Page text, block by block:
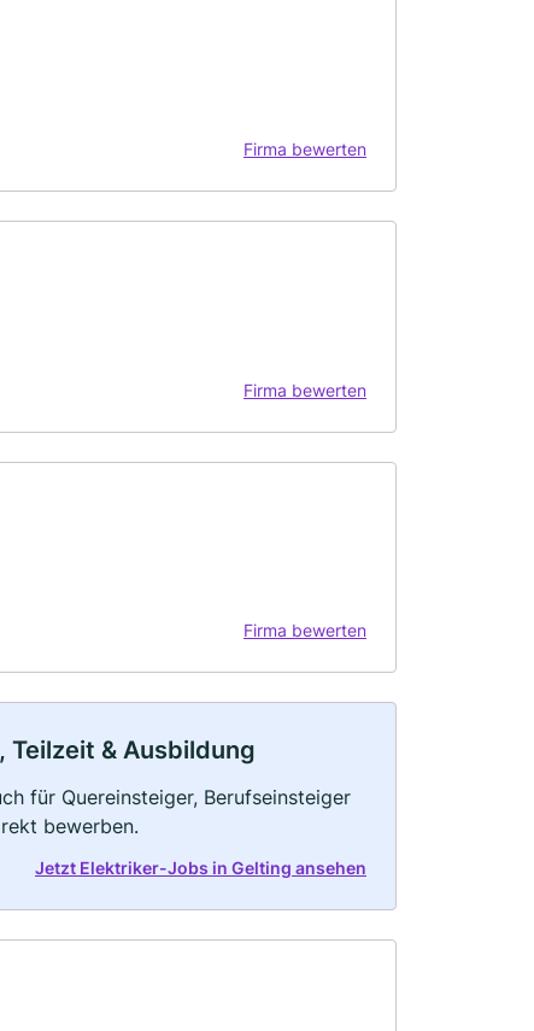
Firma bewerten
Firma bewerten
Firma bewerten
Teilzeit & Ausbildung
für Quereinsteiger, Berufseinsteiger
bewerben.
Jetzt Elektriker-Jobs in Gelting ansehen